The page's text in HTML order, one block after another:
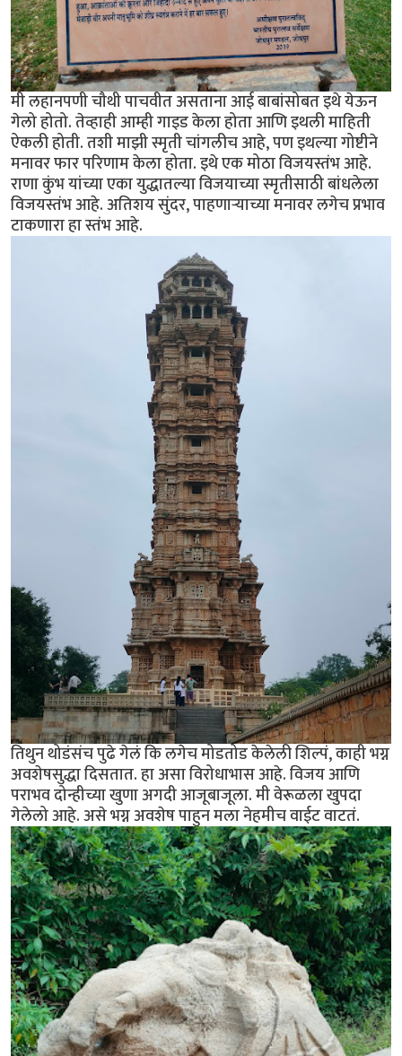
मी लहानपणी चौथी पाचवीत असताना आई बाबांसोबत इथे येऊन
गेलो होतो. तेव्हाही आम्ही गाइड केला होता आणि इथली माहिती
ऐकली होती. तशी माझी स्मृती चांगलीच आहे, पण इथल्या गोष्टीने
मनावर फार परिणाम केला होता. इथे एक मोठा विजयस्तंभ आहे.
राणा कुंभ यांच्या एका युद्धातल्या विजयाच्या स्मृतीसाठी बांधलेला
विजयस्तंभ आहे. अतिशय सुंदर, पाहणाऱ्याच्या मनावर लगेच प्रभाव
टाकणारा हा स्तंभ आहे.
तिथुन थोडंसंच पुढे गेलं कि लगेच मोडतोड केलेली शिल्पं, काही भग्न
अवशेषसुद्धा दिसतात. हा असा विरोधाभास आहे. विजय आणि
पराभव दोन्हीच्या खुणा अगदी आजूबाजूला. मी वेरूळला खुपदा
गेलेलो आहे. असे भग्न अवशेष पाहुन मला नेहमीच वाईट वाटतं.